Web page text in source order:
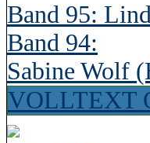
Band 95:
Band 94:
Sabine Wolf
VOLLTEXT